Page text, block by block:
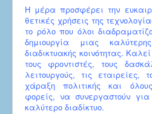
Η μέρα προσφέρει την
θετικές χρήσεις της
το ρόλο που όλοι
δημιουργία μιας
διαδικτυακής κοινότητας.
τους φροντιστές, τους
λειτουργούς, τις εταιρείες,
χάραξη πολιτικής και
φορείς, να συνεργαστούν
καλύτερο διαδίκτυο.